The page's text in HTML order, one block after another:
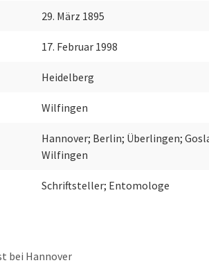
29. März 1895
17. Februar 1998
Heidelberg
Wilfingen
Hannover; Berlin; Überlingen;
Wilfingen
Schriftsteller; Entomologe
bei Hannover